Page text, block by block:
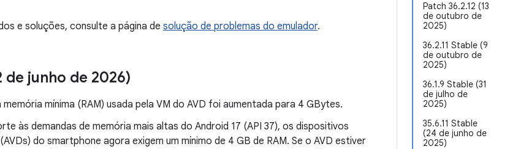
Patch 36.2.12 (13
de outubro de
2025)
36.2.11 Stable (9
de outubro de
2025)
36.1.9 Stable (31
de julho de
2025)
35.6.11 Stable
(24 de junho de
2025)
e soluções, consulte a página de solução de problemas do emulador.
de junho de 2026)
memória mínima (RAM) usada pela VM do AVD foi aumentada para 4 GBytes.
às demandas de memória mais altas do Android 17 (API 37), os dispositivos
do smartphone agora exigem um mínimo de 4 GB de RAM. Se o AVD estiver